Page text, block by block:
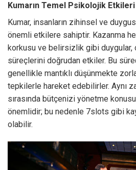
Kumarın Temel Psikolojik Etkileri
Kumar, insanların zihinsel ve
önemli etkilere sahiptir. Kazanma
korkusu ve belirsizlik gibi duygular,
süreçlerini doğrudan etkiler. Bu
genellikle mantıklı düşünmekte
tepkilerle hareket edebilirler. Aynı
sırasında bütçenizi yönetme
önemlidir; bu nedenle 7slots gibi
olabilir.